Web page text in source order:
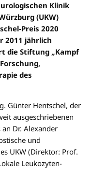
Klinik
(UKW)
Preis 2020
2011 jährlich
die Stiftung „Kampf
des
Günter Hentschel, der
ausgeschriebenen
Dr. Alexander
und
UKW (Direktor: Prof.
Leukozyten-